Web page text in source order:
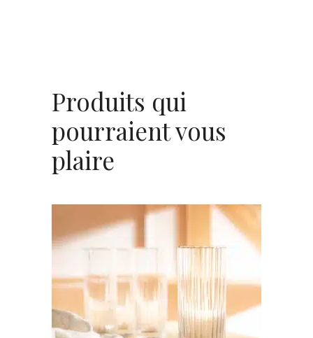
Produits qui
pourraient vous
plaire
AJOUTER AU PANIER